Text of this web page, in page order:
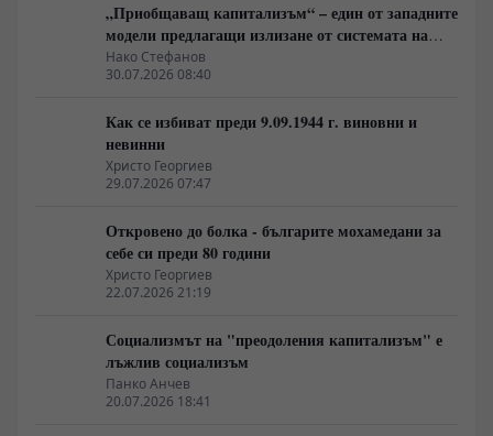
„Приобщаващ капитализъм“ – един от западните
модели предлагащи излизане от системата на
неолиберализма
Нако Стефанов
30.07.2026 08:40
Как се избиват преди 9.09.1944 г. виновни и
невинни
Христо Георгиев
29.07.2026 07:47
Откровено до болка - българите мохамедани за
себе си преди 80 години
Христо Георгиев
22.07.2026 21:19
Социализмът на "преодоления капитализъм" е
лъжлив социализъм
Панко Анчев
20.07.2026 18:41